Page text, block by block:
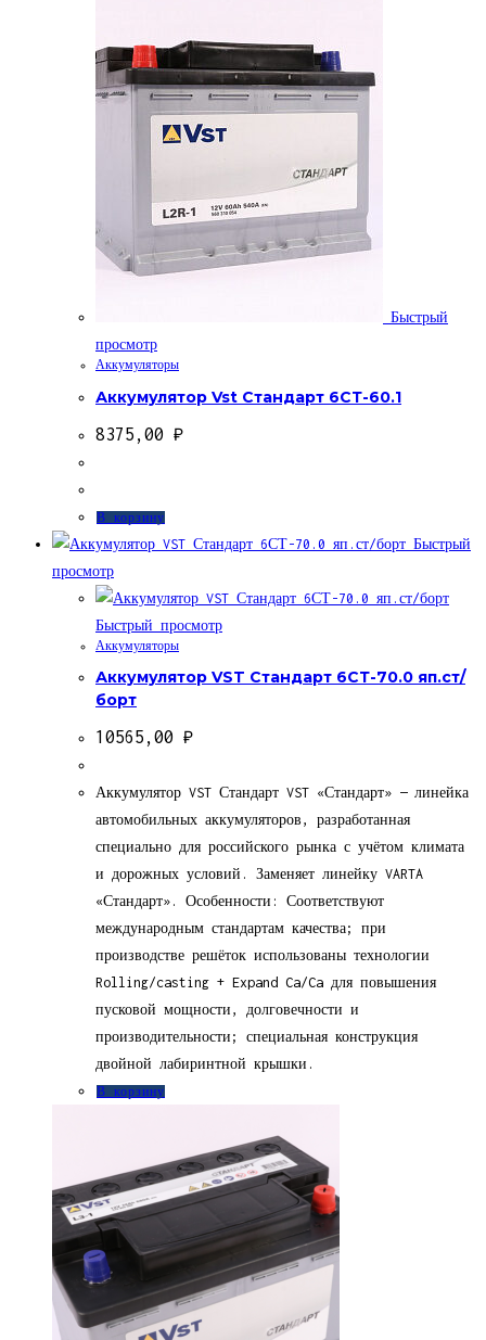
Быстрый
просмотр
Аккумуляторы
Аккумулятор Vst Стандарт 6СТ-60.1
8375,00 ₽
В корзину
Быстрый
просмотр
Быстрый просмотр
Аккумуляторы
Аккумулятор VST Стандарт 6СТ-70.0 яп.ст/
борт
10565,00 ₽
Аккумулятор VST Стандарт VST «Стандарт» — линейка
автомобильных аккумуляторов, разработанная
специально для российского рынка с учётом климата
и дорожных условий. Заменяет линейку VARTA
«Стандарт». Особенности: Соответствуют
международным стандартам качества; при
производстве решёток использованы технологии
Rolling/casting + Expand Ca/Ca для повышения
пусковой мощности, долговечности и
производительности; специальная конструкция
двойной лабиринтной крышки.
В корзину